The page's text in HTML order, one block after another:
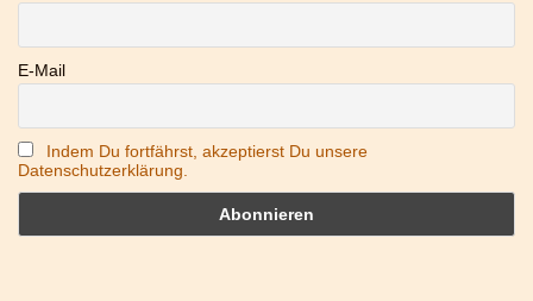
E-Mail
Indem Du fortfährst, akzeptierst Du unsere
Datenschutzerklärung.